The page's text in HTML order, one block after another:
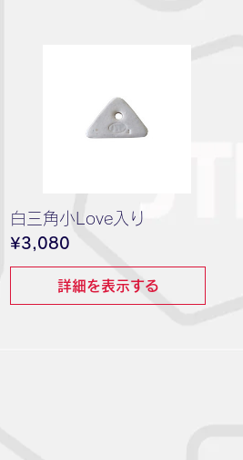
白三角小Love入り
¥3,080
格
詳細を表示する